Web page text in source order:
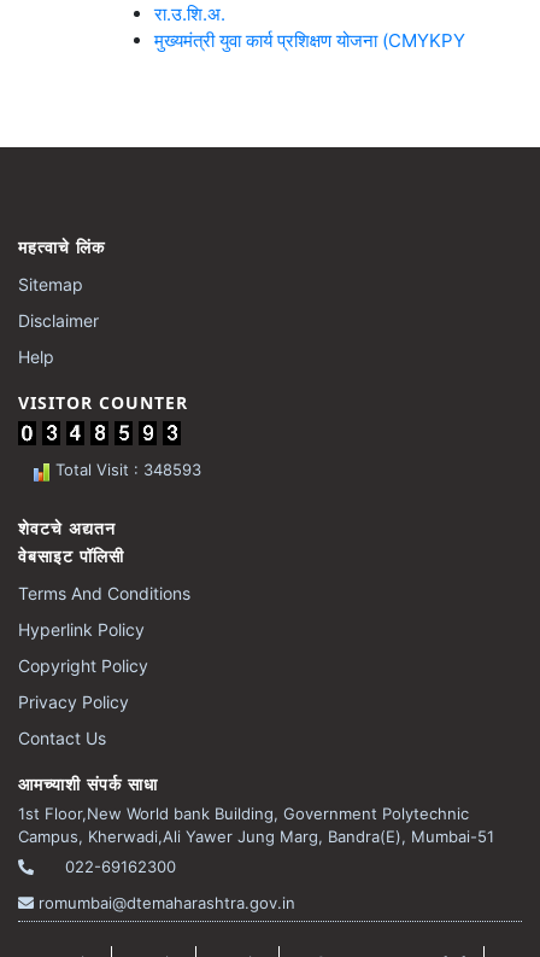
रा.उ.शि.अ.
मुख्यमंत्री युवा कार्य प्रशिक्षण योजना (CMYKPY
महत्वाचे लिंक
Sitemap
Disclaimer
Help
VISITOR COUNTER
Total Visit : 348593
शेवटचे अद्यतन
वेबसाइट पॉलिसी
Terms And Conditions
Hyperlink Policy
Copyright Policy
Privacy Policy
Contact Us
आमच्याशी संपर्क साधा
1st Floor,New World bank Building, Government Polytechnic
Campus, Kherwadi,Ali Yawer Jung Marg, Bandra(E), Mumbai-51
022-69162300
romumbai@dtemaharashtra.gov.in